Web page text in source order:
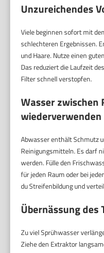
Unzureichendes
Viele beginnen sofort mit
schlechteren Ergebnissen.
und Haare. Nutze einen
Das reduziert die Laufzeit
Filter schnell verstopfen.
Wasser zwischen
wiederverwenden
Abwasser enthält Schmutz
Reinigungsmitteln. Es darf
werden. Fülle den
für jeden Raum oder bei
du Streifenbildung und
Übernässung des
Zu viel Sprühwasser
Ziehe den Extraktor